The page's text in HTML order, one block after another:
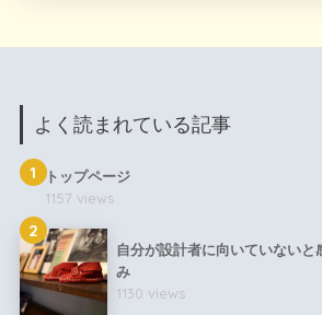
よく読まれている記事
1 トップページ
1157 views
2
自分が設計者に向いていないと
み
1130 views